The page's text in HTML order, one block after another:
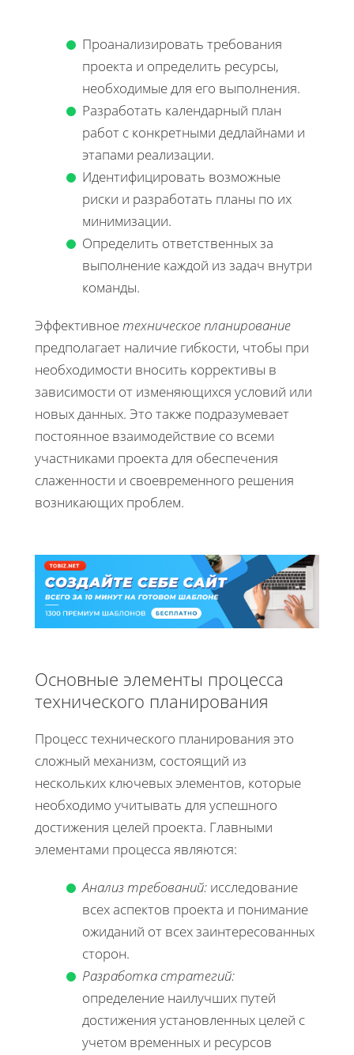
Проанализировать требования
проекта и определить ресурсы,
необходимые для его выполнения.
Разработать календарный план
работ с конкретными дедлайнами и
этапами реализации.
Идентифицировать возможные
риски и разработать планы по их
минимизации.
Определить ответственных за
выполнение каждой из задач внутри
команды.
Эффективноетехническое планирование
предполагает наличие гибкости, чтобы при
необходимости вносить коррективы в
зависимости от изменяющихся условий или
новых данных. Это также подразумевает
постоянное взаимодействие со всеми
участниками проекта для обеспечения
слаженности и своевременного решения
возникающих проблем.
Основные элементы процесса
технического планирования
Процесс технического планирования это
сложный механизм, состоящий из
нескольких ключевых элементов, которые
необходимо учитывать для успешного
достижения целей проекта. Главными
элементами процесса являются:
Анализ требований: исследование
всех аспектов проекта и понимание
ожиданий от всех заинтересованных
сторон.
Разработка стратегий:
определение наилучших путей
достижения установленных целей с
учетом временных и ресурсов